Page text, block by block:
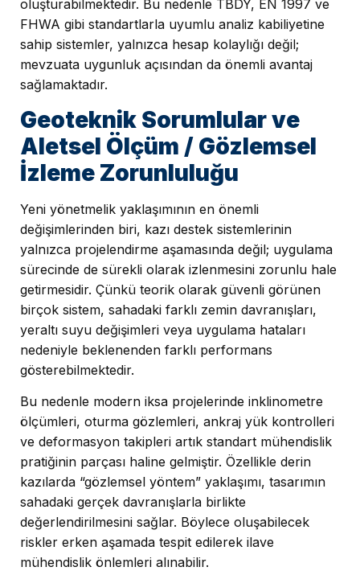
oluşturabilmektedir. Bu nedenle TBDY, EN 1997 ve
FHWA gibi standartlarla uyumlu analiz kabiliyetine
sahip sistemler, yalnızca hesap kolaylığı değil;
mevzuata uygunluk açısından da önemli avantaj
sağlamaktadır.
Geoteknik Sorumlular ve
Aletsel Ölçüm / Gözlemsel
İzleme Zorunluluğu
Yeni yönetmelik yaklaşımının en önemli
değişimlerinden biri, kazı destek sistemlerinin
yalnızca projelendirme aşamasında değil; uygulama
sürecinde de sürekli olarak izlenmesini zorunlu hale
getirmesidir. Çünkü teorik olarak güvenli görünen
birçok sistem, sahadaki farklı zemin davranışları,
yeraltı suyu değişimleri veya uygulama hataları
nedeniyle beklenenden farklı performans
gösterebilmektedir.
Bu nedenle modern iksa projelerinde inklinometre
ölçümleri, oturma gözlemleri, ankraj yük kontrolleri
ve deformasyon takipleri artık standart mühendislik
pratiğinin parçası haline gelmiştir. Özellikle derin
kazılarda “gözlemsel yöntem” yaklaşımı, tasarımın
sahadaki gerçek davranışlarla birlikte
değerlendirilmesini sağlar. Böylece oluşabilecek
riskler erken aşamada tespit edilerek ilave
mühendislik önlemleri alınabilir.